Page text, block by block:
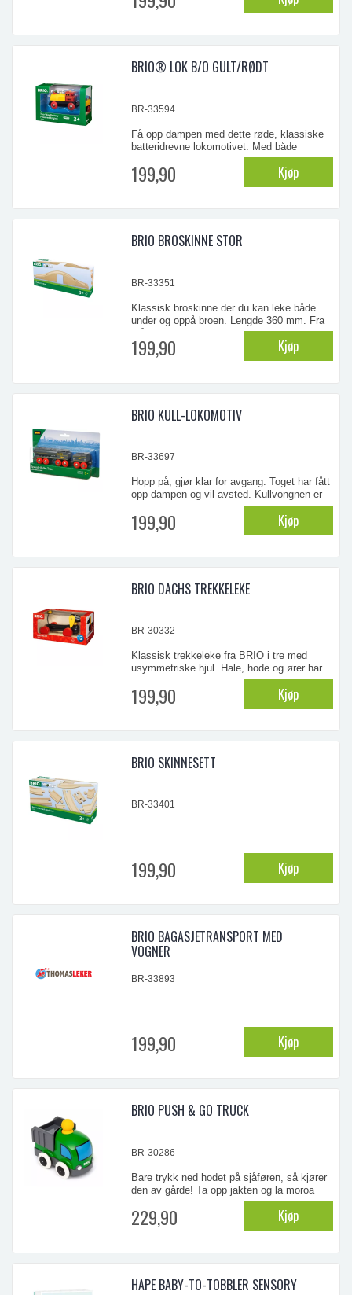
slik at du kan bygge komplekse og
BRIO® LOK B/O GULT/RØDT
BR-33594
Få opp dampen med dette røde, klassiske
batteridrevne lokomotivet. Med både
forover- og revers-funksjon i tillegg til
lysende frontlykter blir dette en gøyal
følgesvenn på togbanen.
199,90 Kjøp
BRIO BROSKINNE STOR
BR-33351
Klassisk broskinne der du kan leke både
under og oppå broen. Lengde 360 mm. Fra
199,90 Kjøp
BRIO KULL-LOKOMOTIV
BR-33697
Hopp på, gjør klar for avgang. Toget har fått
opp dampen og vil avsted. Kullvongnen er
fylt opp og motoren står og går. Kan ikke
vente lenger, nå er det tid for
oppdagelsesferd! Fra 3 år.
199,90 Kjøp
BRIO DACHS TREKKELEKE
BR-30332
Klassisk trekkeleke fra BRIO i tre med
usymmetriske hjul. Hale, hode og ører har
en gyngende bevegelse. Lengde 20 cm. Fra
18 mndr.
199,90 Kjøp
BRIO SKINNESETT
BR-33401
199,90 Kjøp
BRIO BAGASJETRANSPORT MED
VOGNER
BR-33893
199,90 Kjøp
BRIO PUSH & GO TRUCK
BR-30286
Bare trykk ned hodet på sjåføren, så kjører
den av gårde! Ta opp jakten og la moroa
...
229,90 Kjøp
HAPE BABY-TO-TOBBLER SENSORY